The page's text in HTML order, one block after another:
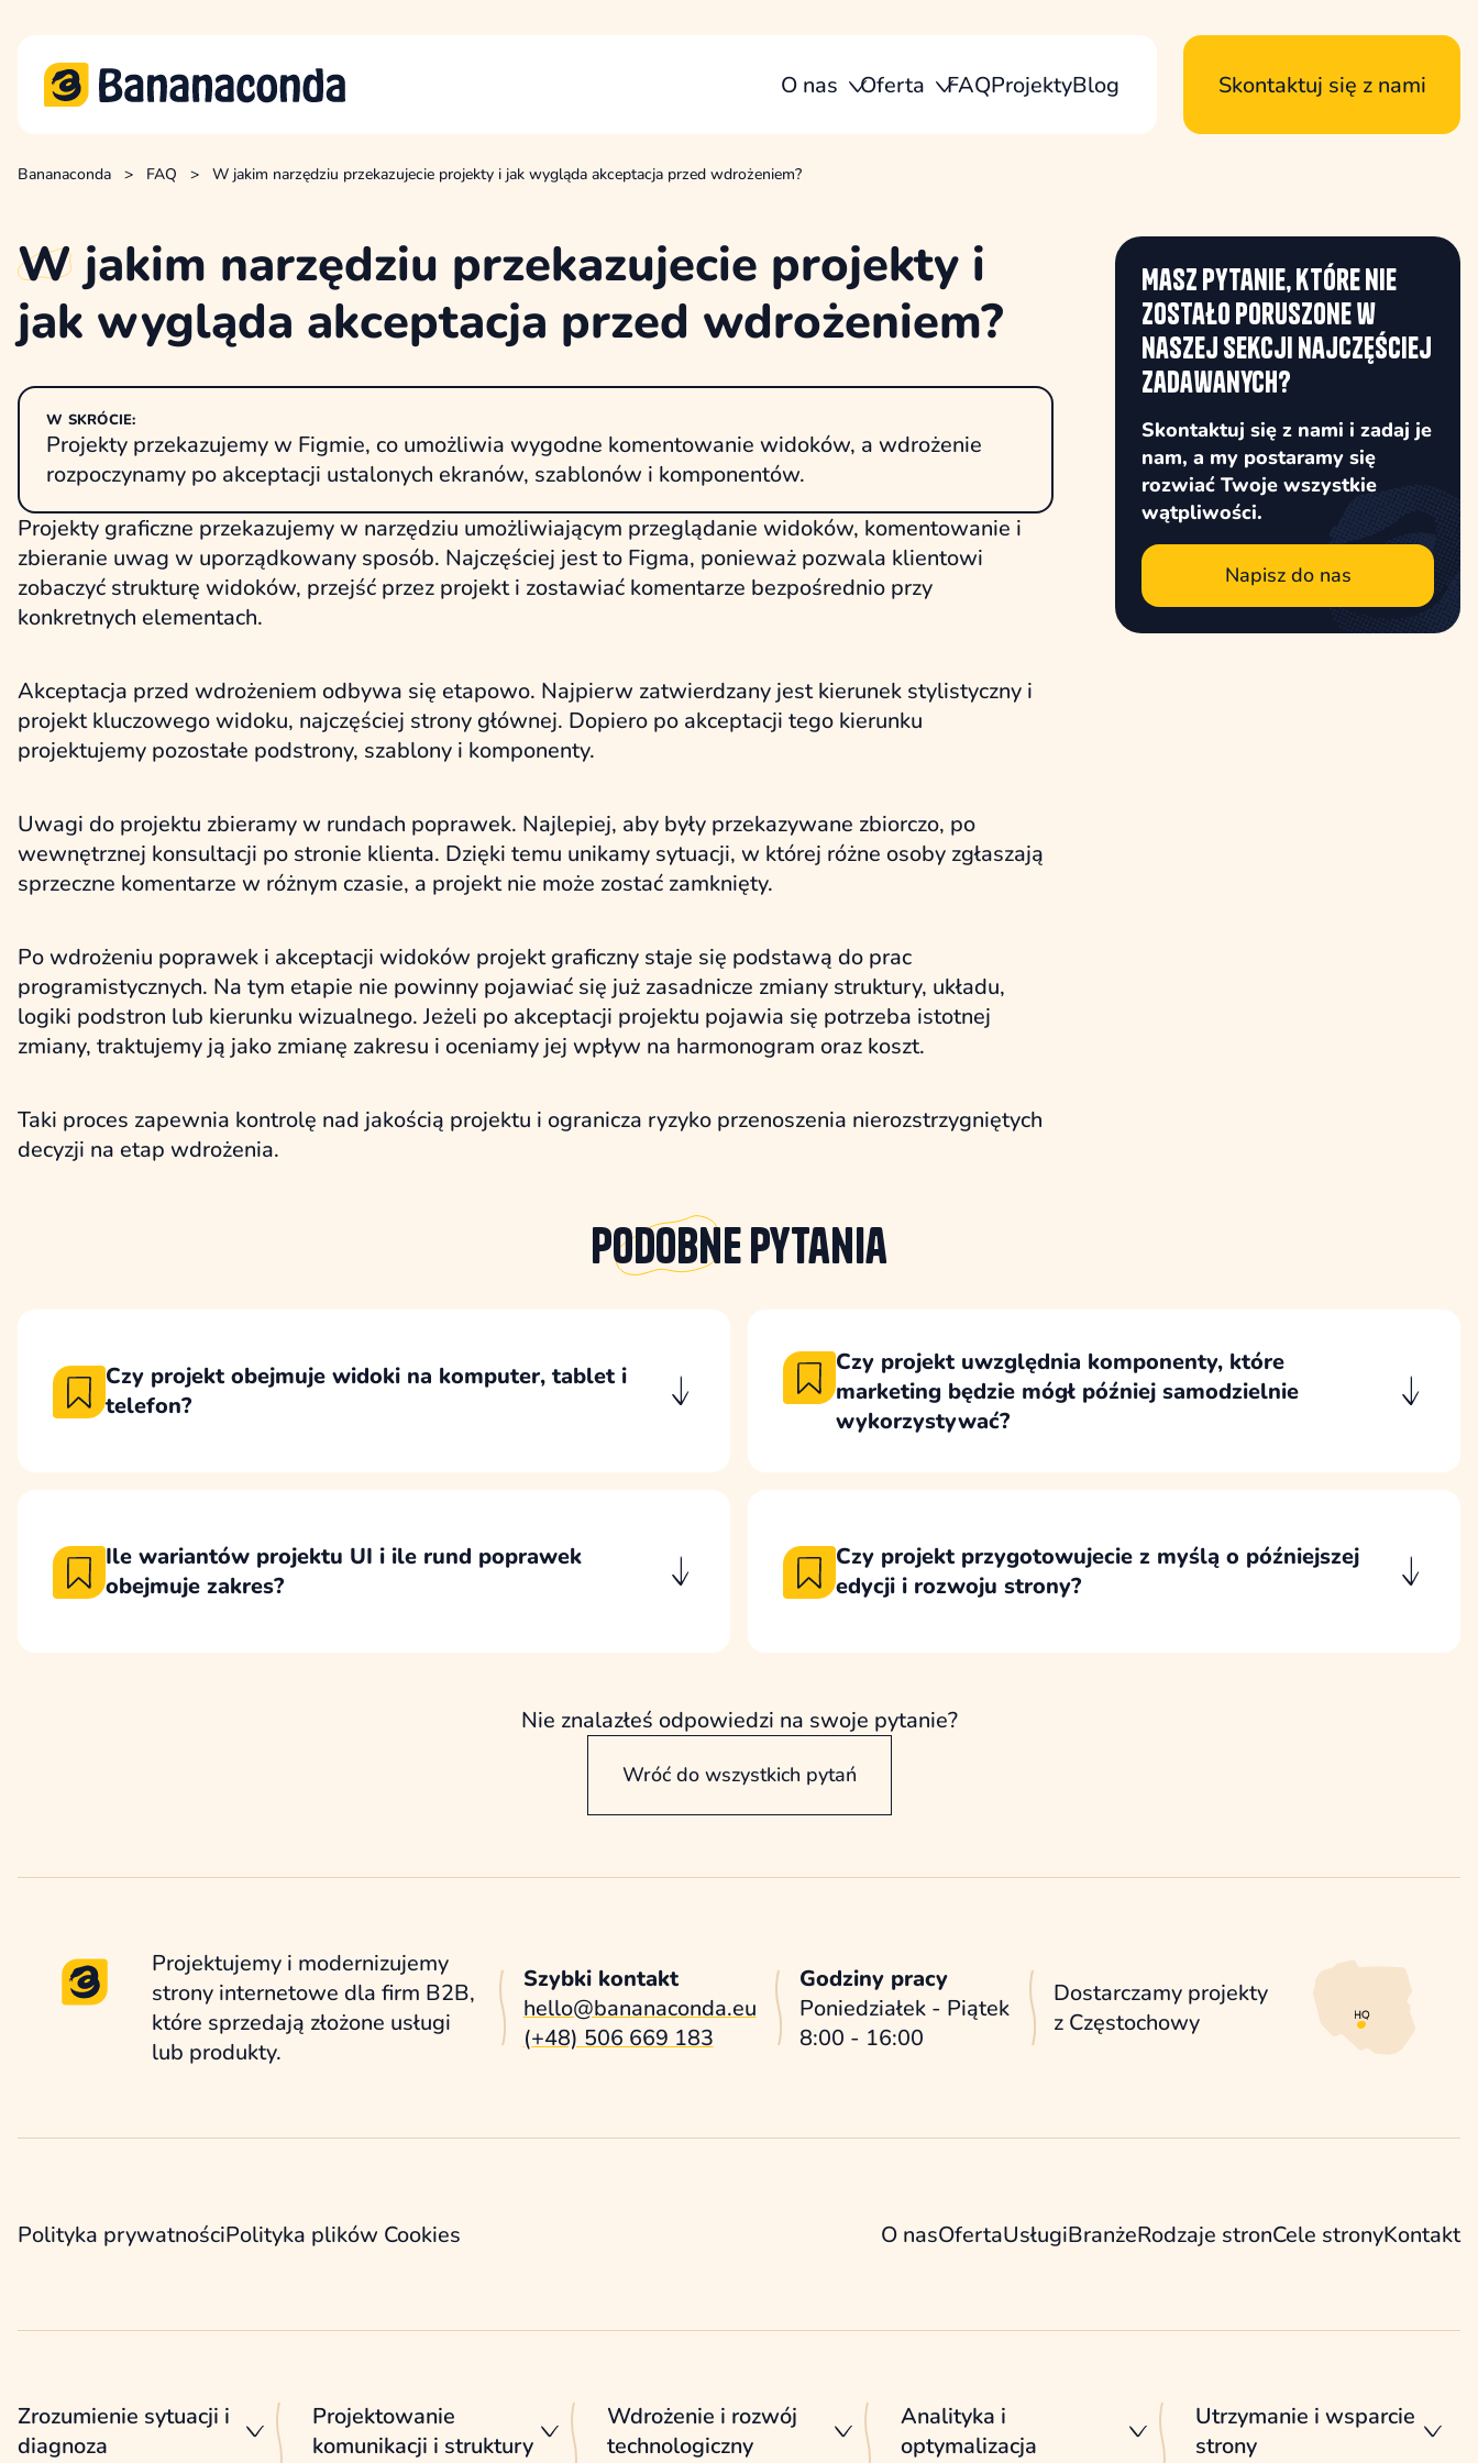
O nas Oferta FAQProjektyBlog Skontaktuj się z nami
Bananaconda > FAQ > W jakim narzędziu przekazujecie projekty i jak wygląda akceptacja przed wdrożeniem?
W jakim narzędziu przekazujecie projekty i
jak wygląda akceptacja przed wdrożeniem?
W SKRÓCIE:
Projekty przekazujemy w Figmie, co umożliwia wygodne komentowanie widoków, a wdrożenie
rozpoczynamy po akceptacji ustalonych ekranów, szablonów i komponentów.
Projekty graficzne przekazujemy w narzędziu umożliwiającym przeglądanie widoków, komentowanie i
zbieranie uwag w uporządkowany sposób. Najczęściej jest to Figma, ponieważ pozwala klientowi
zobaczyć strukturę widoków, przejść przez projekt i zostawiać komentarze bezpośrednio przy
konkretnych elementach.
Akceptacja przed wdrożeniem odbywa się etapowo. Najpierw zatwierdzany jest kierunek stylistyczny i
projekt kluczowego widoku, najczęściej strony głównej. Dopiero po akceptacji tego kierunku
projektujemy pozostałe podstrony, szablony i komponenty.
Uwagi do projektu zbieramy w rundach poprawek. Najlepiej, aby były przekazywane zbiorczo, po
wewnętrznej konsultacji po stronie klienta. Dzięki temu unikamy sytuacji, w której różne osoby zgłaszają
sprzeczne komentarze w różnym czasie, a projekt nie może zostać zamknięty.
Po wdrożeniu poprawek i akceptacji widoków projekt graficzny staje się podstawą do prac
programistycznych. Na tym etapie nie powinny pojawiać się już zasadnicze zmiany struktury, układu,
logiki podstron lub kierunku wizualnego. Jeżeli po akceptacji projektu pojawia się potrzeba istotnej
zmiany, traktujemy ją jako zmianę zakresu i oceniamy jej wpływ na harmonogram oraz koszt.
Taki proces zapewnia kontrolę nad jakością projektu i ogranicza ryzyko przenoszenia nierozstrzygniętych
decyzji na etap wdrożenia.
Masz pytanie, które nie
zostało poruszone w
naszej sekcji najczęściej
zadawanych?
Skontaktuj się z nami i zadaj je
nam, a my postaramy się
rozwiać Twoje wszystkie
wątpliwości.
Napisz do nas
Podobnepytania
Czy projekt obejmuje widoki na komputer, tablet i
telefon?
Czy projekt uwzględnia komponenty, które
marketing będzie mógł później samodzielnie
wykorzystywać?
Ile wariantów projektu UI i ile rund poprawek
obejmuje zakres?
Czy projekt przygotowujecie z myślą o późniejszej
edycji i rozwoju strony?
Nie znalazłeś odpowiedzi na swoje pytanie?
Wróć do wszystkich pytań
Projektujemy i modernizujemy
strony internetowe dla firm B2B,
które sprzedają złożone usługi
lub produkty.
Szybki kontakt
hello@bananaconda.eu
(+48) 506 669 183
Godziny pracy
Poniedziałek - Piątek
8:00 - 16:00
Dostarczamy projekty
z Częstochowy
Polityka prywatnościPolityka plików Cookies O nasOfertaUsługiBranżeRodzaje stronCele stronyKontakt
Zrozumienie sytuacji i
diagnoza
Projektowanie
komunikacji i struktury
Wdrożenie i rozwój
technologiczny
Analityka i
optymalizacja
Utrzymanie i wsparcie
strony